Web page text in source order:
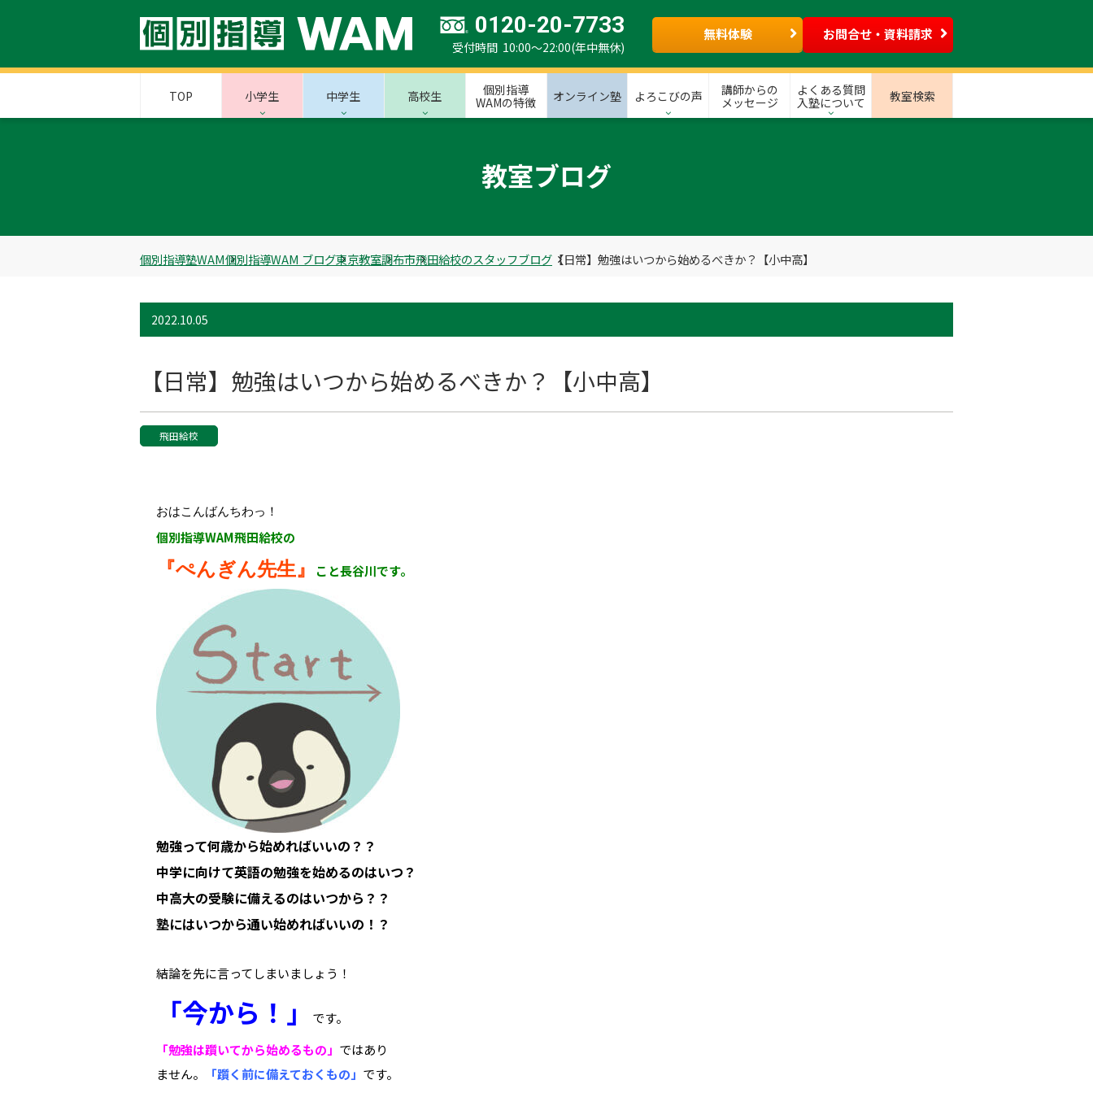
0120-20-7733
受付時間 10:00～22:00(年中無休)
無料体験 お問合せ・資料請求
TOP 小学生 中学生 高校生
個別指導
WAMの特徴
オンライン塾 よろこびの声
講師からの
メッセージ
よくある質問
入塾について
教室検索
教室ブログ
個別指導塾WAM個別指導WAM ブログ東京教室調布市飛田給校のスタッフブログ 【日常】勉強はいつから始めるべきか？【小中高】
2022.10.05
【日常】勉強はいつから始めるべきか？【小中高】
飛田給校
おはこんばんちわっ！
個別指導WAM飛田給校の
『ぺんぎん先生』 こと長谷川です。
勉強って何歳から始めればいいの？？
中学に向けて英語の勉強を始めるのはいつ？
中高大の受験に備えるのはいつから？？
塾にはいつから通い始めればいいの！？
結論を先に言ってしまいましょう！
「今から！」
です。
「勉強は躓いてから始めるもの」 ではあり
ません。
「躓く前に備えておくもの」 です。